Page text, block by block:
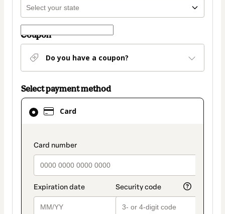
Coupon
Do you have a coupon?
Select payment method
Card
payment_data.section_title_v2
Card
selected
method